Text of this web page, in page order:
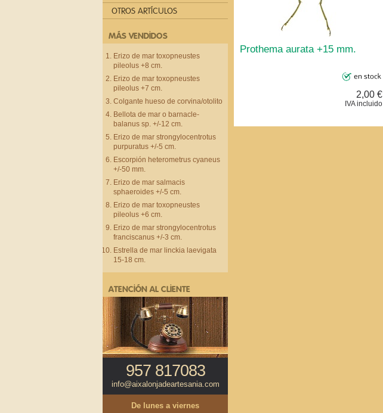
Prothema aurata +15 mm.
2,00 €
IVA incluido
OTROS ARTÍCULOS
MÁS VENDIDOS
Erizo de mar toxopneustes
pileolus +8 cm.
Erizo de mar toxopneustes
pileolus +7 cm.
Colgante hueso de corvina/otolito
Bellota de mar o barnacle-
balanus sp. +/-12 cm.
Erizo de mar strongylocentrotus
purpuratus +/-5 cm.
Escorpión heterometrus cyaneus
+/-50 mm.
Erizo de mar salmacis
sphaeroides +/-5 cm.
Erizo de mar toxopneustes
pileolus +6 cm.
Erizo de mar strongylocentrotus
franciscanus +/-3 cm.
Estrella de mar linckia laevigata
15-18 cm.
ATENCIÓN AL CLIENTE
957 817083
info@aixalonjadeartesania.com
De lunes a viernes